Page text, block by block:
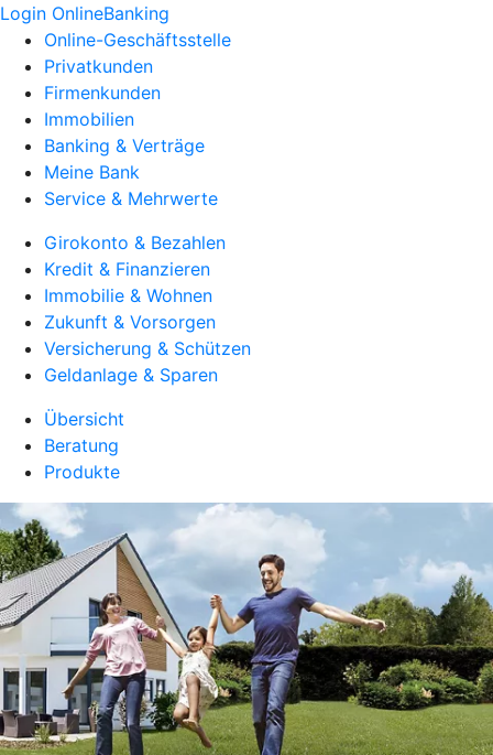
Login OnlineBanking
Online-Geschäftsstelle
Privatkunden
Firmenkunden
Immobilien
Banking & Verträge
Meine Bank
Service & Mehrwerte
Girokonto & Bezahlen
Kredit & Finanzieren
Immobilie & Wohnen
Zukunft & Vorsorgen
Versicherung & Schützen
Geldanlage & Sparen
Übersicht
Beratung
Produkte